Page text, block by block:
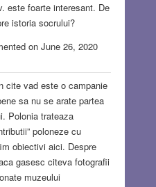
este foarte interesant. De
istoria socrului?
on June 26, 2020
cite vad este o campanie
sa nu se arate partea
Polonia trateaza
poloneze cu
obiectivi aici. Despre
gasesc citeva fotografii
muzeului